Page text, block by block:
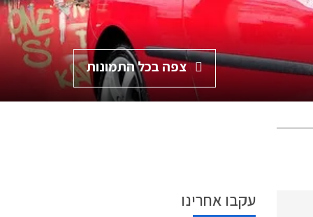
צפה בכל התמונות
עקבו אחרינו